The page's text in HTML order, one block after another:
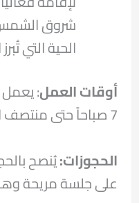
شروق
الحية التي
أوقات العمل:
7 صباحاً حتى منتصف الليل.
الحجوزات:يُنصح
على جلسة مريحة